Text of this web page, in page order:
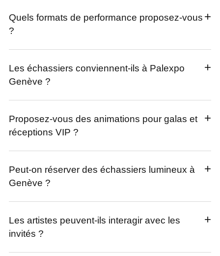
Quels formats de performance proposez-vous
?
Les échassiers conviennent-ils à Palexpo
Genève ?
Proposez-vous des animations pour galas et
réceptions VIP ?
Peut-on réserver des échassiers lumineux à
Genève ?
Les artistes peuvent-ils interagir avec les
invités ?